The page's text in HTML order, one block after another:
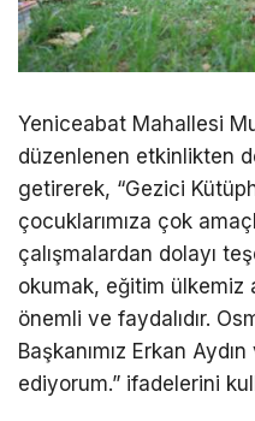
Yeniceabat Mahallesi
düzenlenen etkinlikten
getirerek, “Gezici
çocuklarımıza çok
çalışmalardan dolayı
okumak, eğitim ülkemiz
önemli ve faydalıdır.
Başkanımız Erkan
ediyorum.” ifadelerini